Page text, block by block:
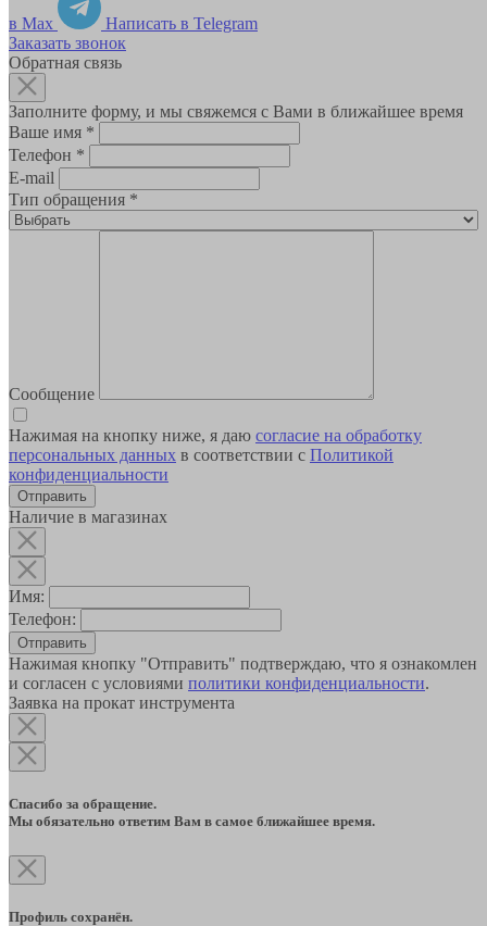
в Max
Написать в Telegram
Заказать звонок
Обратная связь
Заполните форму, и мы свяжемся с Вами в ближайшее время
Ваше имя *
Телефон *
E-mail
Тип обращения *
Сообщение
Нажимая на кнопку ниже, я даю согласие на обработку
персональных данных в соответствии с Политикой
конфиденциальности
Наличие в магазинах
Имя:
Телефон:
Отправить
Нажимая кнопку "Отправить" подтверждаю, что я ознакомлен
и согласен с условиями политики конфиденциальности.
Заявка на прокат инструмента
Спасибо за обращение.
Мы обязательно ответим Вам в самое ближайшее время.
Профиль сохранён.